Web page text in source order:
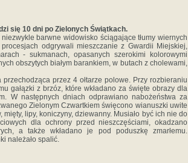
się 10 dni po Zielonych Świątkach.
barwne widowisko ściągające tłumy wiernych
odgrywali mieszczanie z Gwardii Miejskiej,
- sukmanach, opasanych szerokimi kolorowymi
obszytych białym barankiem, w butach z cholewami,
przez 4 ołtarze polowe. Przy rozbieraniu
gałązki z brzóz, które wkładano za święte obrazy dla
W następnych dniach odprawiano nabożeństwa za
Zielonym Czwartkiem święcono wianuszki uwite
lipy, koniczyny, dziewanny. Musiało być ich nie do
dla ochrony przed nieszczęściami, okadzano
a także wkładano je pod poduszkę zmarłemu.
należało spalić.